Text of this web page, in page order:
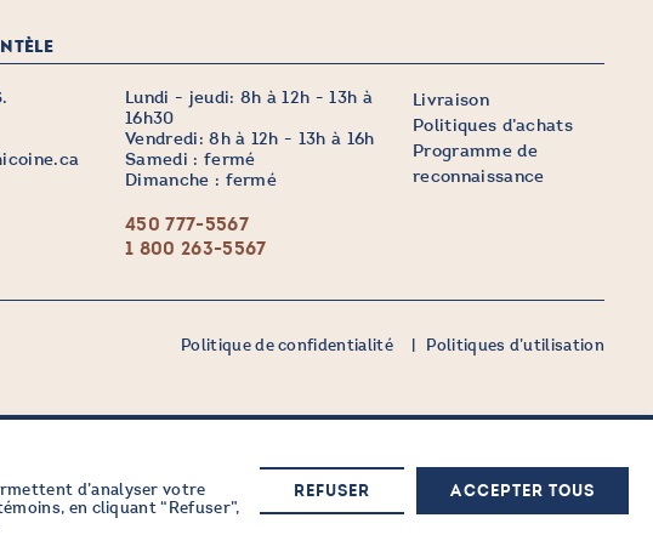
Lundi - jeudi: 8h à 12h - 13h à
16h30
Vendredi: 8h à 12h - 13h à 16h
Samedi : fermé
Dimanche : fermé
450 777-5567
1 800 263-5567
Livraison
Politiques d’achats
Programme de
reconnaissance
Politique de confidentialité Politiques d’utilisation
M'inscrire maintenant
d’analyser votre
en cliquant “Refuser”,
REFUSER ACCEPTER TOUS